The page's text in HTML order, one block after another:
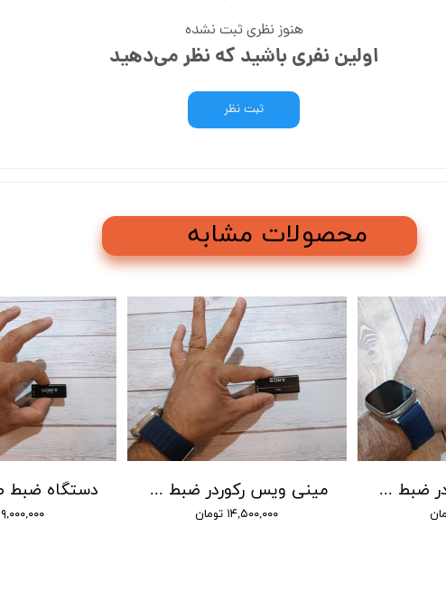
هنوز نظری ثبت نشده
اولین نفری باشید که نظر می‌دهید
ثبت نظر
۹,۰۰۰,۰۰۰ تومان
مینی ویس رکوردر ضبط صدا سونی - شنود صدا
۱۴,۵۰۰,۰۰۰ تومان
مینی ویس رکوردر ضبط صدا سونی - شنود صدا
محصولات مشابه